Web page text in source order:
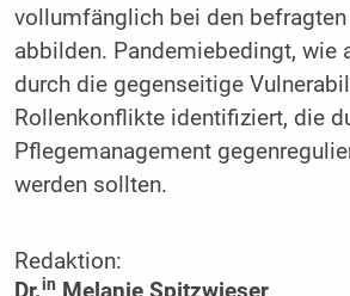
vollumfänglich bei den
abbilden. Pandemiebedingt, wie
durch die gegenseitige
Rollenkonflikte identifiziert, die
Pflegemanagement
werden sollten.
Redaktion:
in